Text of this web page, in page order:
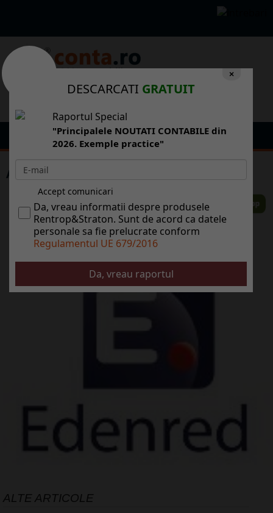
Afla cum sa fii o zi de neuitat de Craciun!
ALTE ARTICOLE
×
DESCARCATI GRATUIT
Raportul Special
"Principalele NOUTATI CONTABILE din
2026. Exemple practice"
Accept comunicari
Da, vreau informatii despre produsele
Rentrop&Straton. Sunt de acord ca datele
personale sa fie prelucrate conform
Regulamentul UE 679/2016